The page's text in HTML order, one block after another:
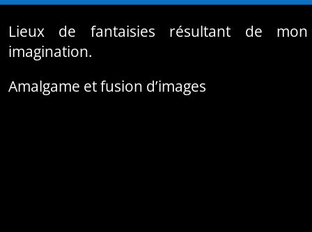
Lieux de fantaisies résultant de mon
imagination.
Amalgame et fusion d’images